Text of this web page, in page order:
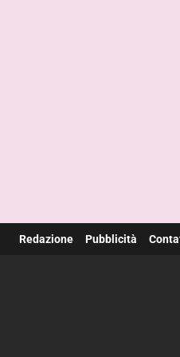
Redazione Pubblicità